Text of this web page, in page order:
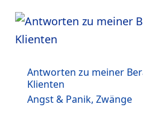
Antworten zu meiner
Klienten
Angst & Panik, Zwänge